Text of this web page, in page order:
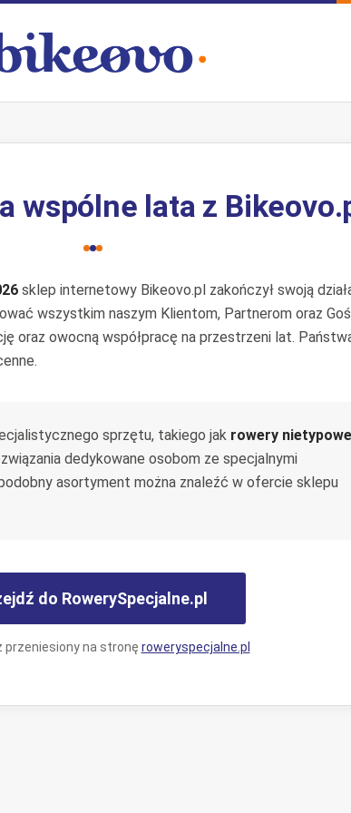
wspólne lata z
sklep internetowy Bikeovo.pl zakończył swoją
wszystkim naszym Klientom, Partnerom oraz
oraz owocną współpracę na przestrzeni lat.
sprzętu, takiego jak rowery
dedykowane osobom ze specjalnymi
asortyment można znaleźć w ofercie sklepu
do RowerySpecjalne.pl
przeniesiony na stronę roweryspecjalne.pl